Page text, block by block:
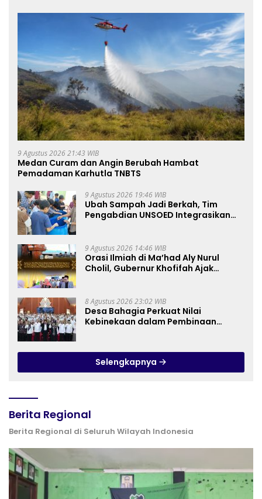
9 Agustus 2026 21:43 WIB
Medan Curam dan Angin Berubah Hambat
Pemadaman Karhutla TNBTS
9 Agustus 2026 19:46 WIB
Ubah Sampah Jadi Berkah, Tim
Pengabdian UNSOED Integrasikan
Purwokerto
9 Agustus 2026 14:46 WIB
Orasi Ilmiah di Ma’had Aly Nurul
Cholil, Gubernur Khofifah Ajak
8 Agustus 2026 23:02 WIB
Desa Bahagia Perkuat Nilai
Kebinekaan dalam Pembinaan
Selengkapnya
Berita Regional
Berita Regional di Seluruh Wilayah Indonesia